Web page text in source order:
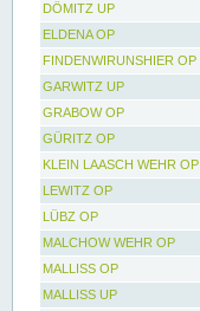
DÖMITZ UP
ELDENA OP
FINDENWIRUNSHIER OP
GARWITZ UP
GRABOW OP
GÜRITZ OP
KLEIN LAASCH WEHR OP
LEWITZ OP
LÜBZ OP
MALCHOW WEHR OP
MALLISS OP
MALLISS UP